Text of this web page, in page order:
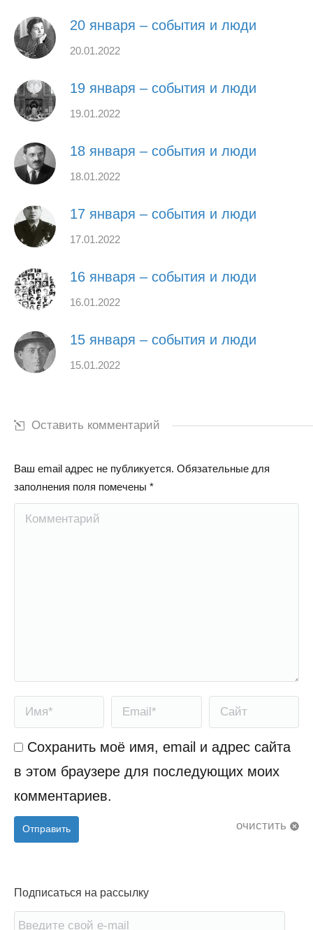
20 января – события и люди
20.01.2022
19 января – события и люди
19.01.2022
18 января – события и люди
18.01.2022
17 января – события и люди
17.01.2022
16 января – события и люди
16.01.2022
15 января – события и люди
15.01.2022
Оставить комментарий
Ваш email адрес не публикуется. Обязательные для
заполнения поля помечены *
Комментарий
Имя * Email * Сайт
Сохранить моё имя, email и адрес сайта
в этом браузере для последующих моих
комментариев.
очистить
Отправить
Подписаться на рассылку